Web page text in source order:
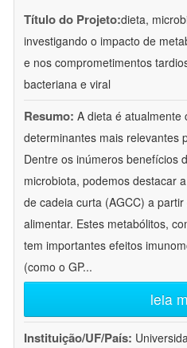
Título do Projeto:dieta,
investigando o impacto de
e nos comprometimentos
bacteriana e viral
Resumo: A dieta é atualmente
determinantes mais relevantes
Dentre os inúmeros benefícios
microbiota, podemos destacar
de cadeia curta (AGCC) a
alimentar. Estes metabólitos,
tem importantes efeitos
(como o GP...
leia
Instituição/UF/País: